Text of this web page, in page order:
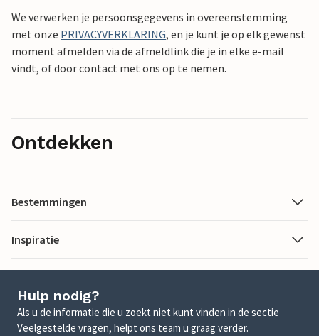
We verwerken je persoonsgegevens in overeenstemming
met onze PRIVACYVERKLARING, en je kunt je op elk gewenst
moment afmelden via de afmeldlink die je in elke e-mail
vindt, of door contact met ons op te nemen.
Ontdekken
Bestemmingen
Inspiratie
Hulp nodig?
Als u de informatie die u zoekt niet kunt vinden in de sectie
Veelgestelde vragen, helpt ons team u graag verder.